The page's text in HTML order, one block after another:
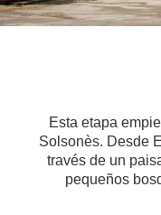
Esta etapa
Solsonès. Desde
través de un
pequeños